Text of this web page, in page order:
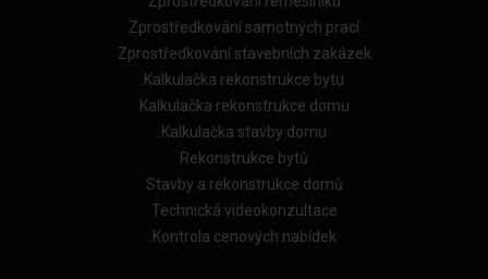
Zprostředkování samotných prací
Zprostředkování stavebních zakázek
Kalkulačka rekonstrukce bytu
Kalkulačka rekonstrukce domu
Kalkulačka stavby domu
Rekonstrukce bytů
Stavby a rekonstrukce domů
Technická videokonzultace
Kontrola cenových nabídek